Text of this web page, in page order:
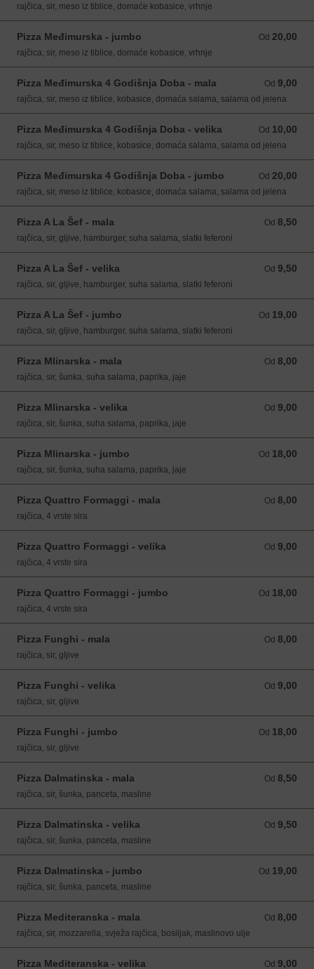
rajčica, sir, meso iz tiblice, domaće kobasice, vrhnje
Pizza Međimurska - jumbo Od 20,00
Od 20,00 EUR
rajčica, sir, meso iz tiblice, domaće kobasice, vrhnje
Pizza Međimurska 4 Godišnja Doba - mala Od 9,00
Od 9,00 EUR
rajčica, sir, meso iz tiblice, kobasice, domaća salama, salama od jelena
Pizza Međimurska 4 Godišnja Doba - velika Od 10,00
Od 10,00 EUR
rajčica, sir, meso iz tiblice, kobasice, domaća salama, salama od jelena
Pizza Međimurska 4 Godišnja Doba - jumbo Od 20,00
Od 20,00 EUR
rajčica, sir, meso iz tiblice, kobasice, domaća salama, salama od jelena
Pizza A La Šef - mala Od 8,50
Od 8,50 EUR
rajčica, sir, gljive, hamburger, suha salama, slatki feferoni
Pizza A La Šef - velika Od 9,50
Od 9,50 EUR
rajčica, sir, gljive, hamburger, suha salama, slatki feferoni
Pizza A La Šef - jumbo Od 19,00
Od 19,00 EUR
rajčica, sir, gljive, hamburger, suha salama, slatki feferoni
Pizza Mlinarska - mala Od 8,00
Od 8,00 EUR
rajčica, sir, šunka, suha salama, paprika, jaje
Pizza Mlinarska - velika Od 9,00
Od 9,00 EUR
rajčica, sir, šunka, suha salama, paprika, jaje
Pizza Mlinarska - jumbo Od 18,00
Od 18,00 EUR
rajčica, sir, šunka, suha salama, paprika, jaje
Pizza Quattro Formaggi - mala Od 8,00
Od 8,00 EUR
rajčica, 4 vrste sira
Pizza Quattro Formaggi - velika Od 9,00
Od 9,00 EUR
rajčica, 4 vrste sira
Pizza Quattro Formaggi - jumbo Od 18,00
Od 18,00 EUR
rajčica, 4 vrste sira
Pizza Funghi - mala Od 8,00
Od 8,00 EUR
rajčica, sir, gljive
Pizza Funghi - velika Od 9,00
Od 9,00 EUR
rajčica, sir, gljive
Pizza Funghi - jumbo Od 18,00
Od 18,00 EUR
rajčica, sir, gljive
Pizza Dalmatinska - mala Od 8,50
Od 8,50 EUR
rajčica, sir, šunka, panceta, masline
Pizza Dalmatinska - velika Od 9,50
Od 9,50 EUR
rajčica, sir, šunka, panceta, masline
Pizza Dalmatinska - jumbo Od 19,00
Od 19,00 EUR
rajčica, sir, šunka, panceta, masline
Pizza Mediteranska - mala Od 8,00
Od 8,00 EUR
rajčica, sir, mozzarella, svježa rajčica, bosiljak, maslinovo ulje
Pizza Mediteranska - velika Od 9,00
Od 9,00 EUR